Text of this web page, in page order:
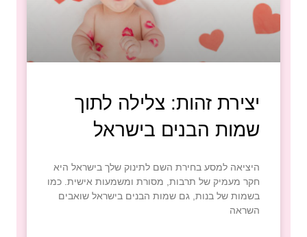
יצירת זהות: צלילה לתוך
שמות הבנים בישראל
היציאה למסע בחירת השם לתינוק שלך בישראל היא
חקר מעמיק של תרבות, מסורת ומשמעות אישית. כמו
בשמות של בנות, גם שמות הבנים בישראל שואבים
השראה